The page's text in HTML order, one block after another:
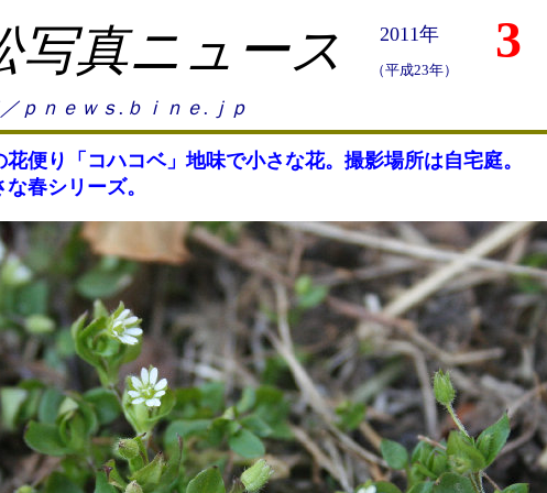
3
写真ニュース 2011年
（平成23年）
ｐｎｅｗｓ.ｂｉｎｅ.ｊｐ
便り「コハコベ」地味で小さな花。撮影場所は自宅庭。
春シリーズ。